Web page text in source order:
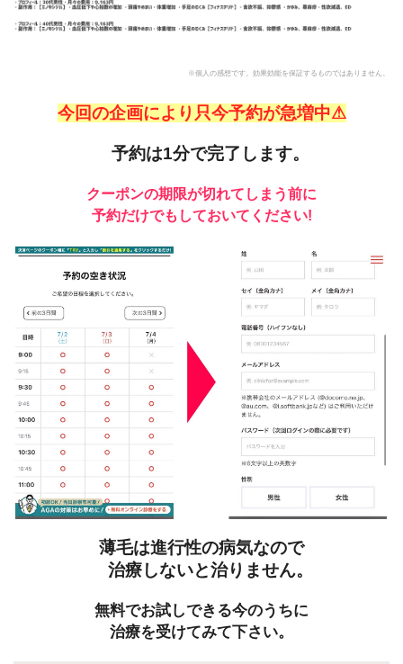
※個人の感想です。効果効能を保証するものではありません。
今回の企画により只今予約が急増中⚠
予約は1分で完了します。
クーポンの期限が切れてしまう前に
予約だけでもしておいてください!
薄毛は進行性の病気なので
治療しないと治りません。
無料でお試しできる今のうちに
治療を受けてみて下さい。